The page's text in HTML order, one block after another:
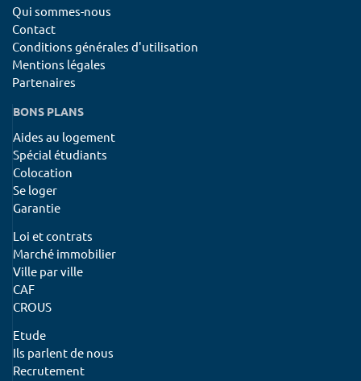
Qui sommes-nous
Contact
Conditions générales d'utilisation
Mentions légales
Partenaires
BONS PLANS
Aides au logement
Spécial étudiants
Colocation
Se loger
Garantie
Loi et contrats
Marché immobilier
Ville par ville
CAF
CROUS
Etude
Ils parlent de nous
Recrutement